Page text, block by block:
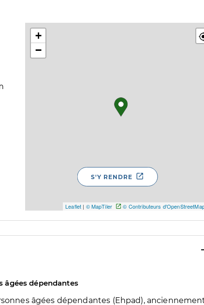
+
−
Leaflet | © MapTiler © Contributeurs
S'Y RENDRE
âgées dépendantes
âgées dépendantes (Ehpad),